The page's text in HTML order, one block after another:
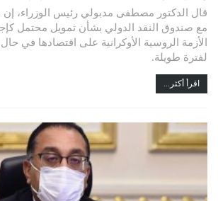
قال الدكتور مصطفى مدبولي رئيس الوزراء،
مع صندوق النقد الدولي بشأن تمويل محتمل
الأزمة الروسية الأوكرانية على اقتصادها في
لفترة طويلة.
اقرأ أكثر...